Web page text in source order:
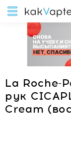
La Roche-
рук
Cream